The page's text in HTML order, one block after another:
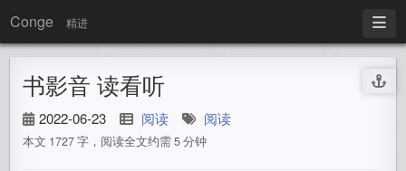
Conge 精进
书影音 读看听
2022-06-23 阅读 阅读
本文 1727 字，阅读全文约需 5 分钟